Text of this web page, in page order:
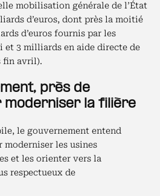
mobilisation générale de l’État
d’euros, dont près la moitié
d’euros fournis par les
et 3 milliards en aide directe de
fin avril).
près de
moderniser la filière
le gouvernement entend
les usines
et les orienter vers la
respectueux de